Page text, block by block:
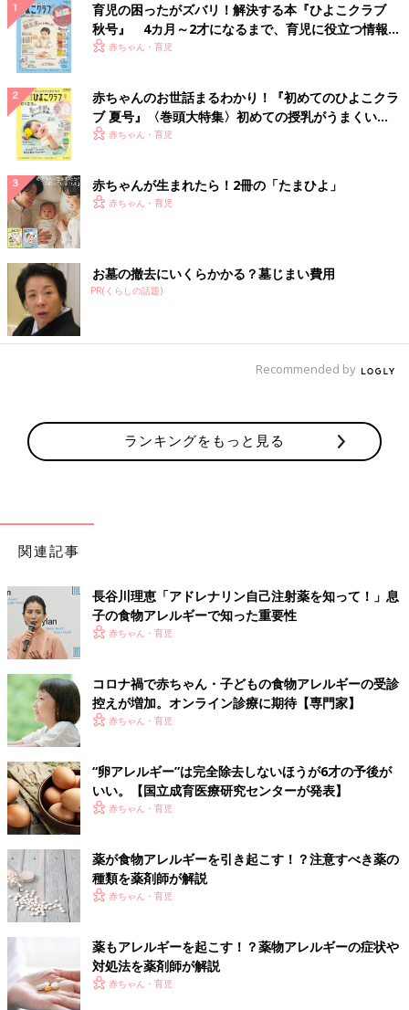
育児の困ったがズバリ！解決する本『ひよこクラブ
秋号』 4カ月～2才になるまで、育児に役立つ情報が
いっぱい！
赤ちゃん・育児
赤ちゃんのお世話まるわかり！『初めてのひよこクラ
ブ 夏号』〈巻頭大特集〉初めての授乳がうまくい
く！ おっぱい・ミルクの基本と夏のトラブル 解決テ
赤ちゃん・育児
赤ちゃんが生まれたら！2冊の「たまひよ」
赤ちゃん・育児
お墓の撤去にいくらかかる？墓じまい費用
PR(くらしの話題)
Recommended by
ランキングをもっと見る
関連記事
長谷川理恵「アドレナリン自己注射薬を知って！」息
子の食物アレルギーで知った重要性
赤ちゃん・育児
コロナ禍で赤ちゃん・子どもの食物アレルギーの受診
控えが増加。オンライン診療に期待【専門家】
赤ちゃん・育児
“卵アレルギー”は完全除去しないほうが6才の予後が
いい。【国立成育医療研究センターが発表】
赤ちゃん・育児
薬が食物アレルギーを引き起こす！？注意すべき薬の
種類を薬剤師が解説
赤ちゃん・育児
薬もアレルギーを起こす！？薬物アレルギーの症状や
対処法を薬剤師が解説
赤ちゃん・育児